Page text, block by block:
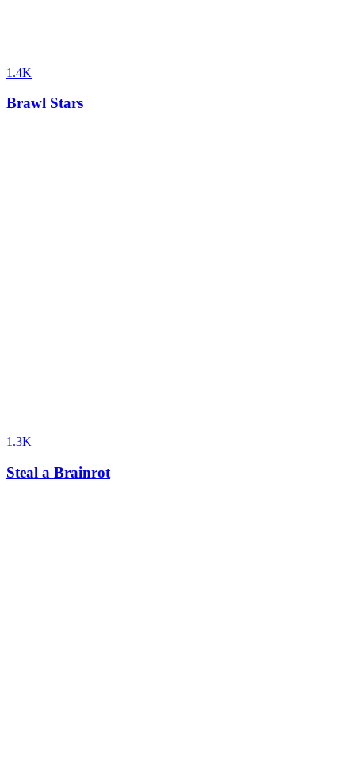
1.4K
Brawl Stars
1.3K
Steal a Brainrot